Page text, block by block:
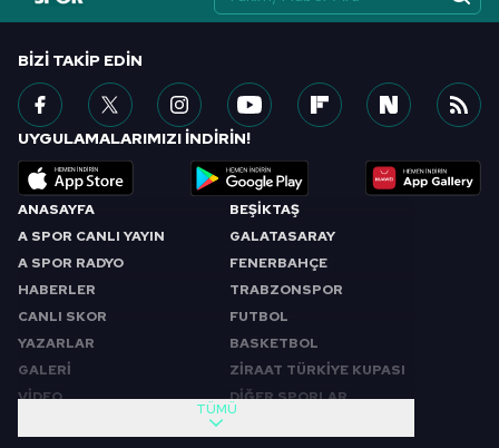
ANASAYFA
A SPOR CANLI YAYIN
A SPOR RADYO
HABERLER
CANLI SKOR
YAZARLAR
GALERİ
VİDEO
BEŞİKTAŞ
GALATASARAY
FENERBAHÇE
TRABZONSPOR
FUTBOL
BASKETBOL
ZİRAAT TÜRKİYE KUPASI
DİĞER SPORLAR
TÜMÜ
BIZI TAKIP EDIN
UYGULAMALARIMIZI İNDİRİN!